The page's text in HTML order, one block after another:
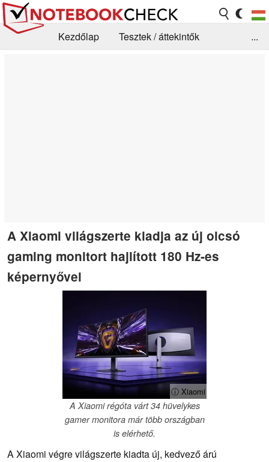
Kezdőlap
Tesztek / áttekintők
...
A Xiaomi világszerte kiadja az új olcsó
gaming monitort hajlított 180 Hz-es
képernyővel
ⓘ Xiaomi
A Xiaomi régóta várt 34 hüvelykes
gamer monitora már több országban
is elérhető.
A Xiaomi végre világszerte kiadta új, kedvező árú